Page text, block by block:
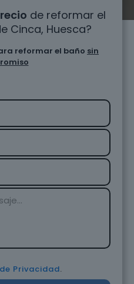
de reformar el
Cinca, Huesca?
reformar el baño sin
Privacidad.